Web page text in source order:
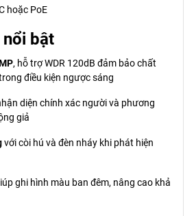
hoặc PoE
nổi bật
, hỗ trợ WDR 120dB đảm bảo chất
điều kiện ngược sáng
diện chính xác người và phương
giả
với còi hú và đèn nháy khi phát hiện
ghi hình màu ban đêm, nâng cao khả